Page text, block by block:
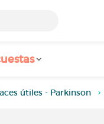
útiles - Parkinson